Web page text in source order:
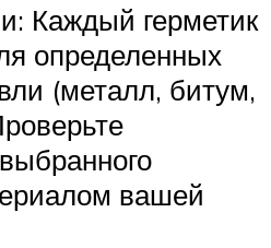
Каждый герметик
определенных
(металл, битум,
вашей